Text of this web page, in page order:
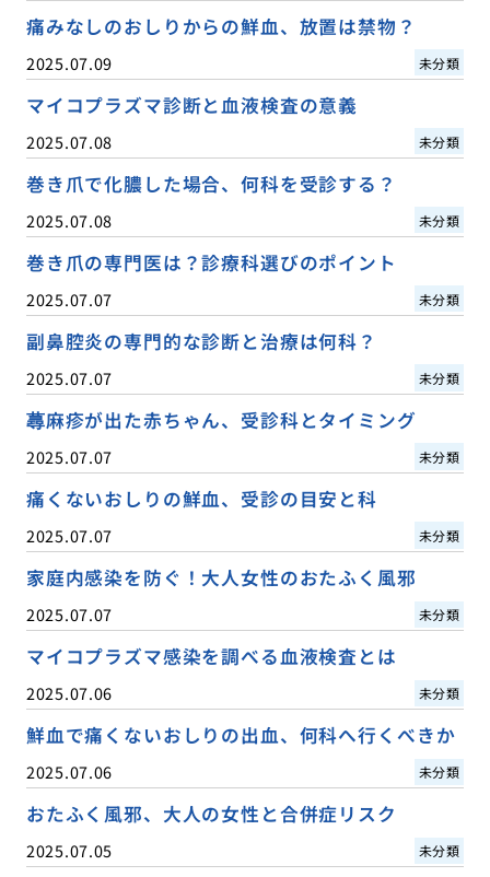
痛みなしのおしりからの鮮血、放置は禁物？
2025.07.09 未分類
マイコプラズマ診断と血液検査の意義
2025.07.08 未分類
巻き爪で化膿した場合、何科を受診する？
2025.07.08 未分類
巻き爪の専門医は？診療科選びのポイント
2025.07.07 未分類
副鼻腔炎の専門的な診断と治療は何科？
2025.07.07 未分類
蕁麻疹が出た赤ちゃん、受診科とタイミング
2025.07.07 未分類
痛くないおしりの鮮血、受診の目安と科
2025.07.07 未分類
家庭内感染を防ぐ！大人女性のおたふく風邪
2025.07.07 未分類
マイコプラズマ感染を調べる血液検査とは
2025.07.06 未分類
鮮血で痛くないおしりの出血、何科へ行くべきか
2025.07.06 未分類
おたふく風邪、大人の女性と合併症リスク
2025.07.05 未分類